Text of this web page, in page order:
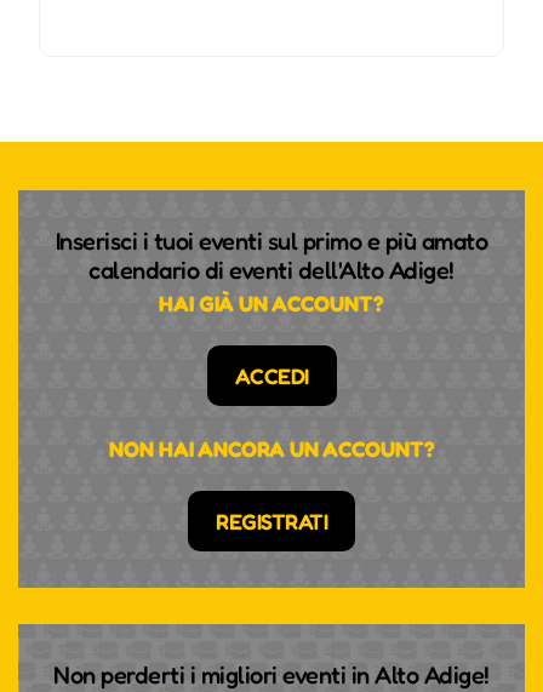
Inserisci i tuoi eventi sul primo e più amato
calendario di eventi dell'Alto Adige!
HAI GIÀ UN ACCOUNT?
ACCEDI
NON HAI ANCORA UN ACCOUNT?
REGISTRATI
Non perderti i migliori eventi in Alto Adige!